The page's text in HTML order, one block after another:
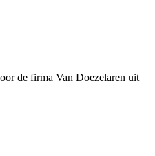
de firma Van Doezelaren uit